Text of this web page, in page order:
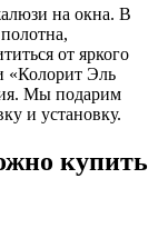
на окна. В
от яркого
«Колорит Эль
Мы подарим
и установку.
купить